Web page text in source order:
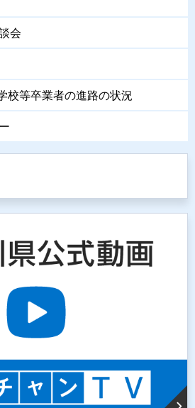
会
校等卒業者の進路の状況